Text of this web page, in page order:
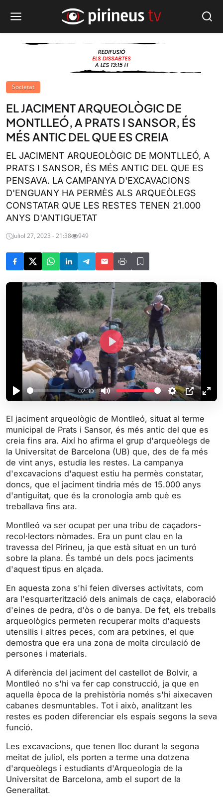
Societat
EL JACIMENT ARQUEOLÒGIC DE
MONTLLEÓ, A PRATS I SANSOR, ÉS
MÉS ANTIC DEL QUE ES CREIA
EL JACIMENT ARQUEOLÒGIC DE MONTLLEÓ, A
PRATS I SANSOR, ÉS MÉS ANTIC DEL QUE ES
PENSAVA. LA CAMPANYA D'EXCAVACIONS
D'ENGUANY HA PERMÈS ALS ARQUEÒLEGS
CONSTATAR QUE LES RESTES TENEN 21.000
ANYS D'ANTIGUETAT
Juliol 27, 2023 - 21:38 949
P
l
a
y
02:30
M
t
e
S
t
t
i
n
g
s
P
P
E
t
e
r
P
a
y
El jaciment arqueològic de Montlleó, situat al terme
municipal de Prats i Sansor, és més antic del que es
creia fins ara. Així ho afirma el grup d'arqueòlegs de
la Universitat de Barcelona (UB) que, des de fa més
de vint anys, estudia les restes. La campanya
d'excavacions d'aquest estiu ha permès constatar,
doncs, que el jaciment tindria més de 15.000 anys
d'antiguitat, que és la cronologia amb què es
treballava fins ara.
Montlleó va ser ocupat per una tribu de caçadors-
recol·lectors nòmades. Era un punt clau en la
travessa del Pirineu, ja que està situat en un turó
sobre la plana. És també un dels pocs jaciments
d'aquest tipus en alçada.
En aquesta zona s'hi feien diverses activitats, com
ara l'esquarterització dels animals de caça, elaboració
d'eines de pedra, d'òs o de banya. De fet, els treballs
arqueològics permeten recuperar molts d'aquests
utensilis i altres peces, com ara petxines, el que
demostra que era una zona de molta circulació de
persones i materials.
A diferència del jaciment del castellot de Bolvir, a
Montlleó no s'hi va fer cap construcció, ja que en
aquella època de la prehistòria només s'hi aixecaven
cabanes desmuntables. Tot i això, analitzant les
restes es poden diferenciar els espais segons la seva
funció.
Les excavacions, que tenen lloc durant la segona
meitat de juliol, els porten a terme una dotzena
d'arqueòlegs i estudiants d'Arqueologia de la
Universitat de Barcelona, amb el suport de la
Generalitat.